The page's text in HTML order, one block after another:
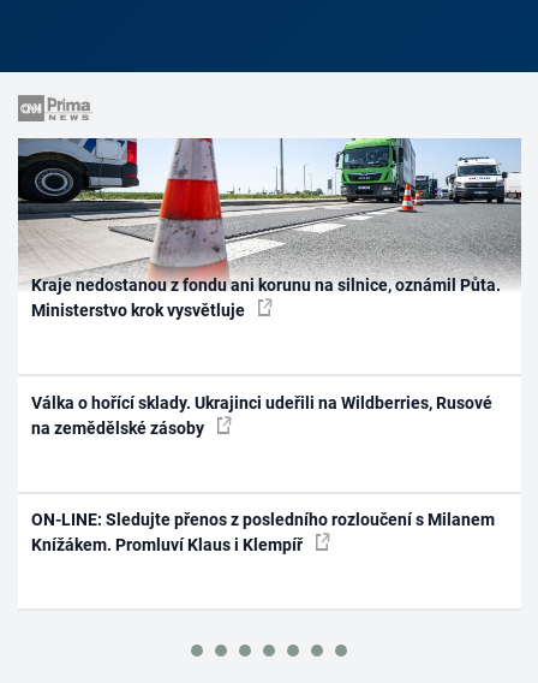
Kraje nedostanou z fondu ani korunu na silnice, oznámil Půta.
Ministerstvo krok vysvětluje
Válka o hořící sklady. Ukrajinci udeřili na Wildberries, Rusové
na zemědělské zásoby
ON-LINE: Sledujte přenos z posledního rozloučení s Milanem
Knížákem. Promluví Klaus i Klempíř